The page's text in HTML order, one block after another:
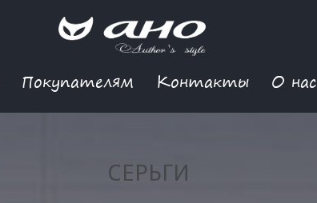
Покупателям Контакты О нас
СЕРЬГИ